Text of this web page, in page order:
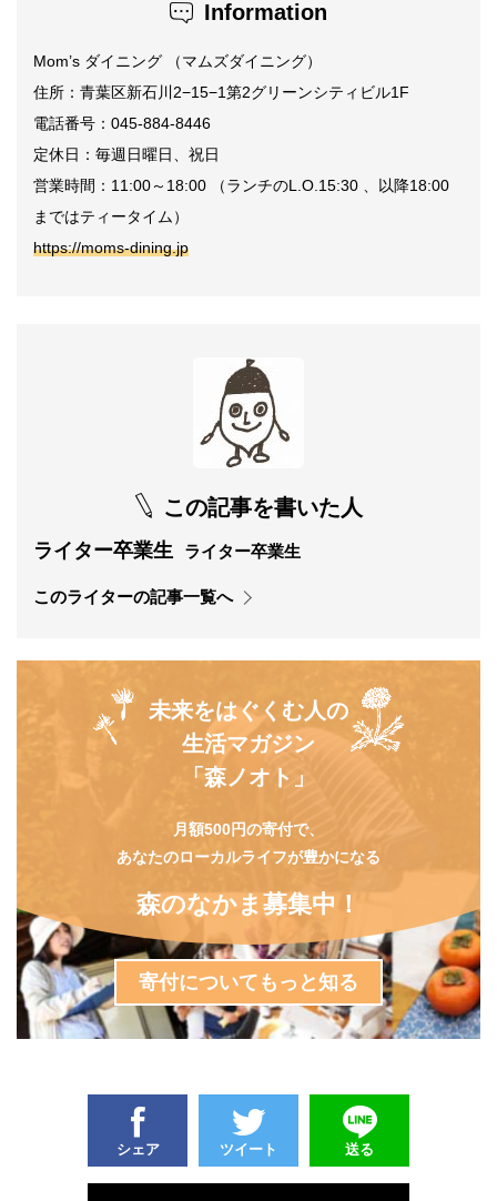
Information
Mom’s ダイニング
（マムズダイニング）
住所：青葉区新石川 2−15−1第2グリーンシティビル1F
電話番号：045-884-8446
定休日：毎週日曜日、祝日
営業時間： 11:00～ 18:00 （ランチのL.O.15:30 、以降18:00
まではティータイム）
https://moms-dining.jp
この記事を書いた人
ライター卒業生 ライター卒業生
このライターの記事一覧へ
未来をはぐくむ人の
生活マガジン
「森ノオト」
月額500円の寄付で、
あなたのローカルライフが豊かになる
森のなかま募集中！
寄付についてもっと知る
シェア ツイート 送る